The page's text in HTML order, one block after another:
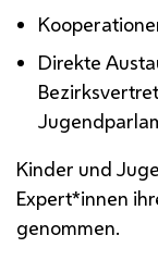
Direkte
Kinder und
Expert*innen
genommen.